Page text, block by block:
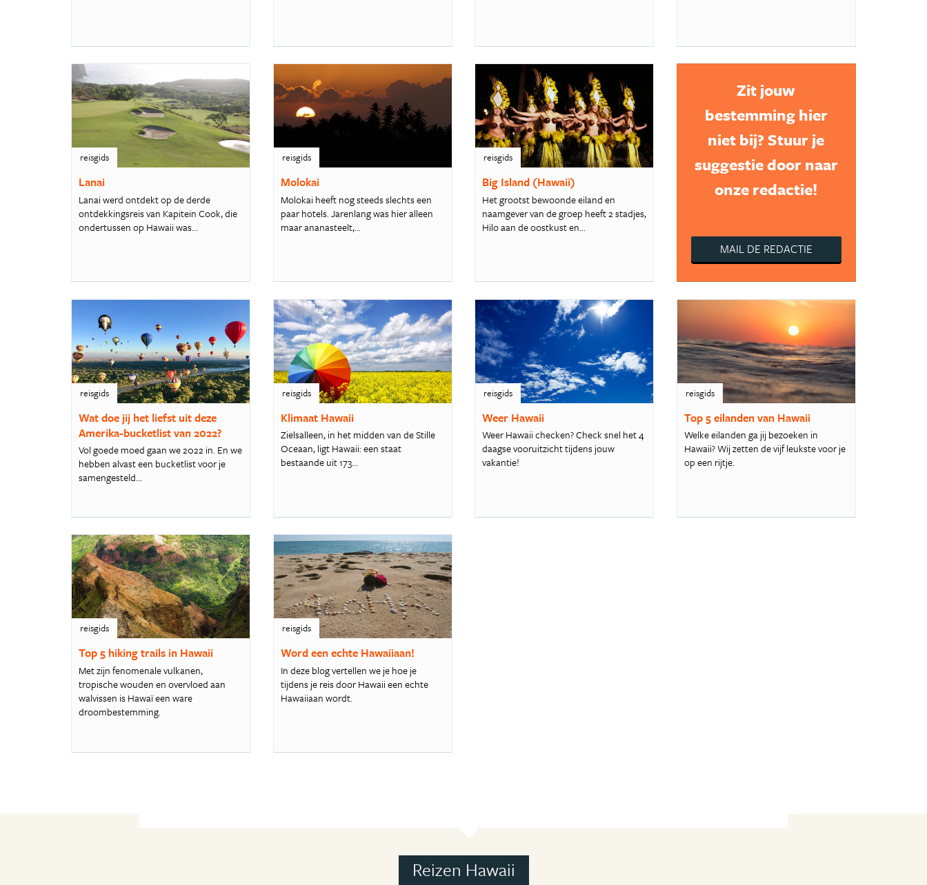
reisgids
Lanai
Lanai werd ontdekt op de derde
ontdekkingsreis van Kapitein Cook, die
ondertussen op Hawaii was...
reisgids
Molokai
Molokai heeft nog steeds slechts een
paar hotels. Jarenlang was hier alleen
maar ananasteelt,...
reisgids
Big Island (Hawaii)
Het grootst bewoonde eiland en
naamgever van de groep heeft 2 stadjes,
Hilo aan de oostkust en...
Zit jouw
bestemming hier
niet bij? Stuur je
suggestie door naar
onze redactie!
MAIL DE REDACTIE
reisgids
Wat doe jij het liefst uit deze
Amerika-bucketlist van 2022?
Vol goede moed gaan we 2022 in. En we
hebben alvast een bucketlist voor je
samengesteld...
reisgids
Klimaat Hawaii
Zielsalleen, in het midden van de Stille
Oceaan, ligt Hawaii: een staat
bestaande uit 173...
reisgids
Weer Hawaii
Weer Hawaii checken? Check snel het 4
daagse vooruitzicht tijdens jouw
vakantie!
reisgids
Top 5 eilanden van Hawaii
Welke eilanden ga jij bezoeken in
Hawaii? Wij zetten de vijf leukste voor je
op een rijtje.
reisgids
Top 5 hiking trails in Hawaii
Met zijn fenomenale vulkanen,
tropische wouden en overvloed aan
walvissen is Hawaï een ware
droombestemming.
reisgids
Word een echte Hawaiiaan!
In deze blog vertellen we je hoe je
tijdens je reis door Hawaii een echte
Hawaiiaan wordt.
Reizen Hawaii